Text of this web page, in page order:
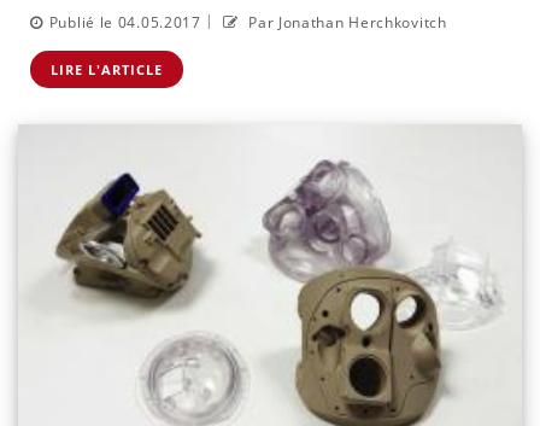
Publié le 04.05.2017 | Par Jonathan Herchkovitch
LIRE L'ARTICLE